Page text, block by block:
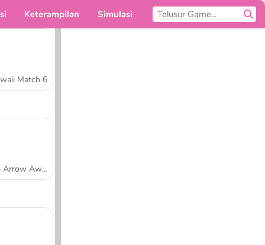
Keterampilan Simulasi
Match 6
Tap Arrow Away